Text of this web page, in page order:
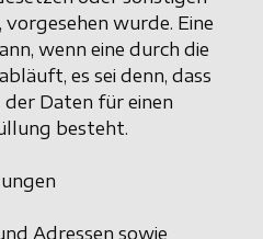
wurde. Eine
wenn eine durch die
es sei denn, dass
Daten für einen
besteht.
Adressen sowie